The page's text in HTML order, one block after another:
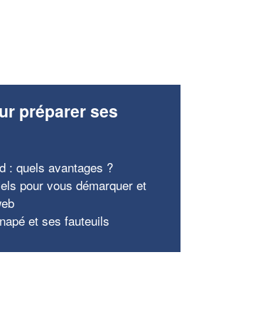
préparer ses
: quels avantages ?
pour vous démarquer et
et ses fauteuils